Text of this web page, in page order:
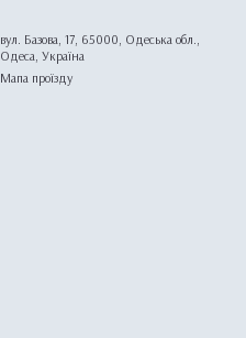
вул. Базова, 17, 65000, Одеська обл.,
Одеса, Україна
Мапа проїзду